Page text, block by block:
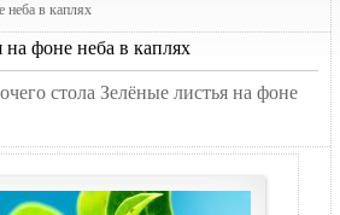
неба в каплях
фоне неба в каплях
стола Зелёные листья на фоне